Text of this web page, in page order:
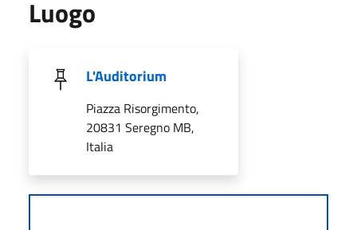
Luogo
L'Auditorium
Piazza Risorgimento,
20831 Seregno MB,
Italia